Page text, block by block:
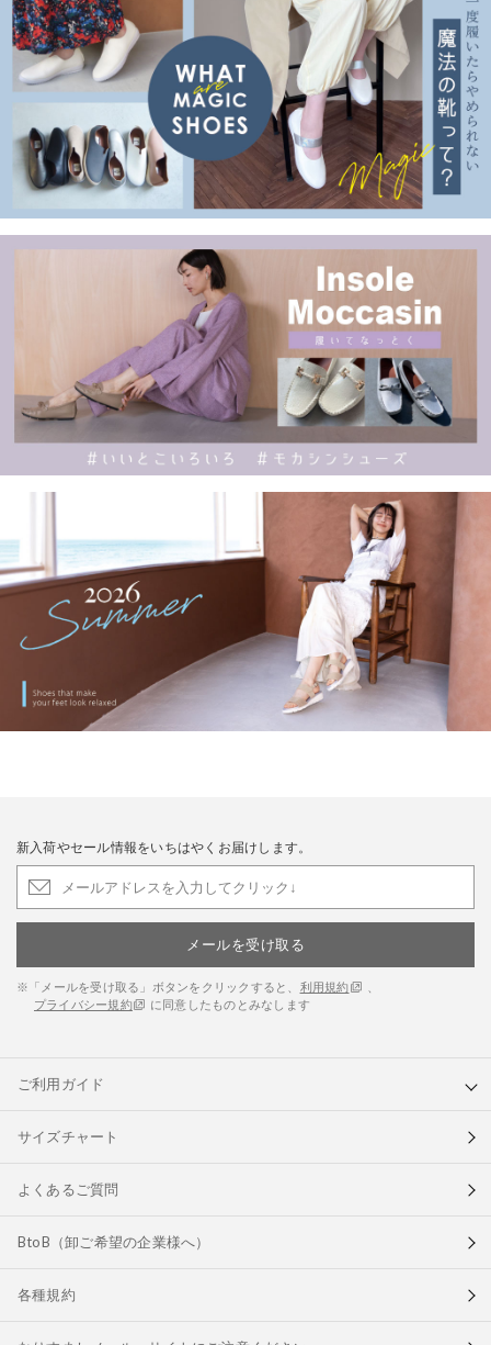
新入荷やセール情報をいちはやくお届けします。
メールを受け取る
※「メールを受け取る」ボタンをクリックすると、 利用規約
プライバシー規約
に同意したものとみなします
ご利用ガイド
サイズチャート
よくあるご質問
BtoB（卸ご希望の企業様へ）
各種規約